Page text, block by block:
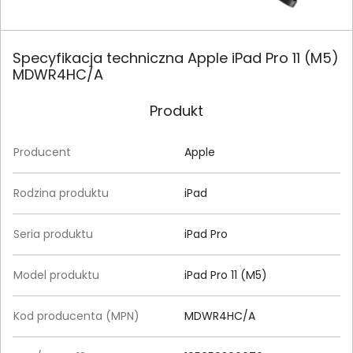
Specyfikacja techniczna Apple iPad Pro 11 (M5)
MDWR4HC/A
Produkt
Producent Apple
Rodzina produktu iPad
Seria produktu iPad Pro
Model produktu iPad Pro 11 (M5)
Kod producenta (MPN) MDWR4HC/A